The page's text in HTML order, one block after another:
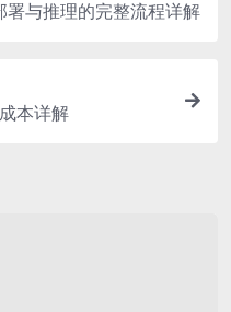
署与推理的完整流程详解
本详解